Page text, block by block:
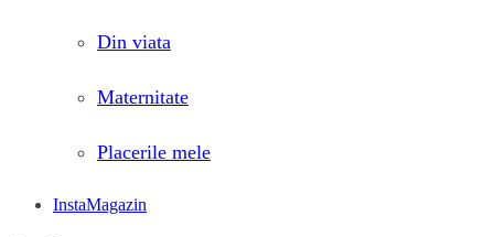
Din viata
Maternitate
Placerile mele
InstaMagazin